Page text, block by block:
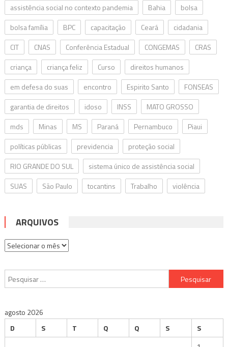
assistência social no contexto pandemia
Bahia
bolsa
bolsa família
BPC capacitação Ceará
cidadania
CIT
CNAS Conferência Estadual CONGEMAS
CRAS
criança
criança feliz Curso
direitos humanos
em defesa do suas
encontro Espirito Santo
FONSEAS
garantia de direitos
idoso INSS
MATO GROSSO
mds
Minas MS Paraná Pernambuco
Piaui
políticas públicas
previdencia
proteção social
RIO GRANDE DO SUL
sistema único de assistência social
SUAS
São Paulo tocantins Trabalho violência
ARQUIVOS
Arquivos
Pesquisar
por:
agosto 2026
D
S T Q Q S
S